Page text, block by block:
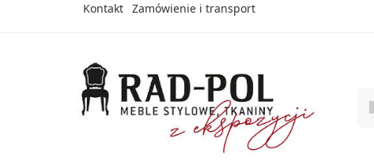
Kontakt Zamówienie i transport